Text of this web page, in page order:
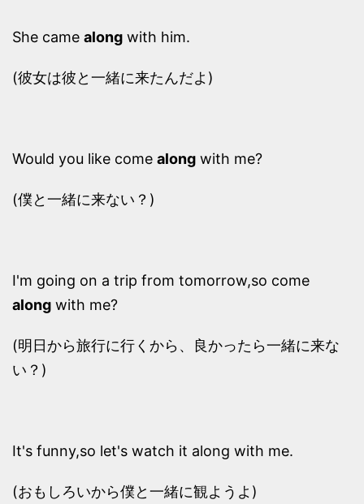
She came along with him.
(彼女は彼と一緒に来たんだよ)
Would you like come along with me?
(僕と一緒に来ない？)
I'm going on a trip from tomorrow,so come
along with me?
(明日から旅行に行くから、良かったら一緒に来な
い？)
It's funny,so let's watch it along with me.
(おもしろいから僕と一緒に観ようよ)